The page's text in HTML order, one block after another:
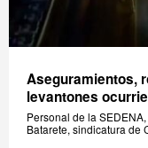
Aseguramientos,
levantones
Personal de la
Batarete, sindicatura de